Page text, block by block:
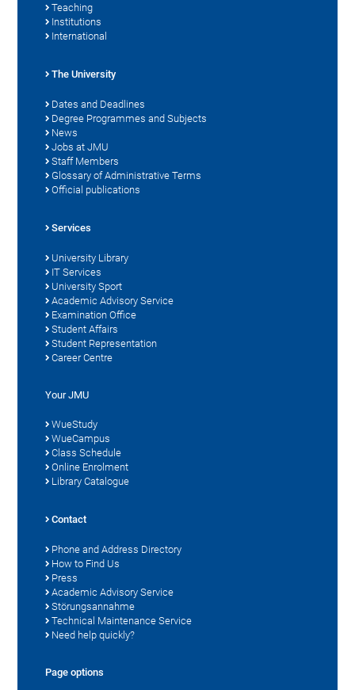
Teaching
Institutions
International
The University
Dates and Deadlines
Degree Programmes and Subjects
News
Jobs at JMU
Staff Members
Glossary of Administrative Terms
Official publications
Services
University Library
IT Services
University Sport
Academic Advisory Service
Examination Office
Student Affairs
Student Representation
Career Centre
Your JMU
WueStudy
WueCampus
Class Schedule
Online Enrolment
Library Catalogue
Contact
Phone and Address Directory
How to Find Us
Press
Academic Advisory Service
Störungsannahme
Technical Maintenance Service
Need help quickly?
Page options